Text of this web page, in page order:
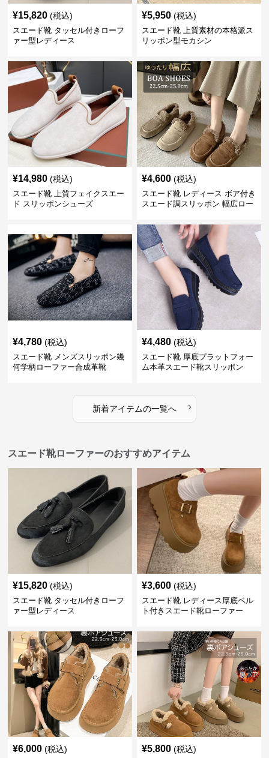
¥15,820 (税込)
スエード靴 タッセル付きローフ
ァー型レディース
¥5,950 (税込)
スエード靴 上質素材の本格派ス
リッポン型モカシン
¥14,980 (税込)
スエード靴 上質フェイクスエー
ド スリッポンシューズ
¥4,600 (税込)
スエード靴 レディース ボア付き
スエード調スリッポン 幅広ロー
¥4,780 (税込)
スエード靴 メンズスリッポン幾
何学柄ローファー合成革靴
¥4,480 (税込)
スエード靴 厚底プラットフォー
ム本革スエード靴スリッポン
新着アイテムの一覧へ ›
スエード靴ローファーのおすすめアイテム
¥15,820 (税込)
スエード靴 タッセル付きローフ
ァー型レディース
¥3,600 (税込)
スエード靴 レディース厚底ベル
ト付きスエード靴ローファー
¥6,000 (税込) ¥5,800 (税込)